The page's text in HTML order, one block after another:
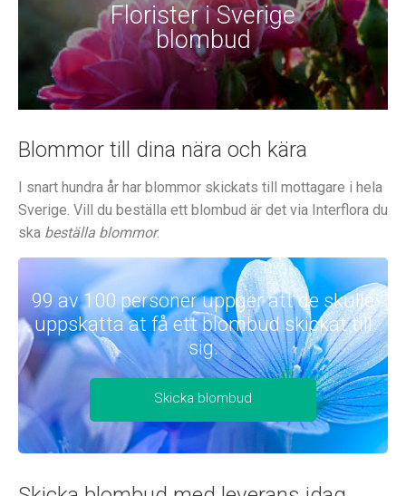
Florister i Sverige
blombud
Blommor till dina nära och kära
I snart hundra år har blommor skickats till mottagare i hela
Sverige. Vill du beställa ett blombud är det via Interflora du
ska beställa blommor.
99 av 100 personer uppger att de skulle
uppskatta at få ett blombud skickat till
sig.
Skicka blombud